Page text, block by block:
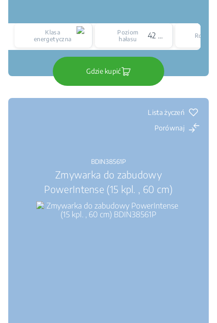
Klasa
energetyczna
Poziom
hałasu
42 dBA
Gdzie kupić
Lista życzeń
Porównaj
BDIN38561P
Zmywarka do zabudowy
PowerIntense (15 kpl. , 60 cm)